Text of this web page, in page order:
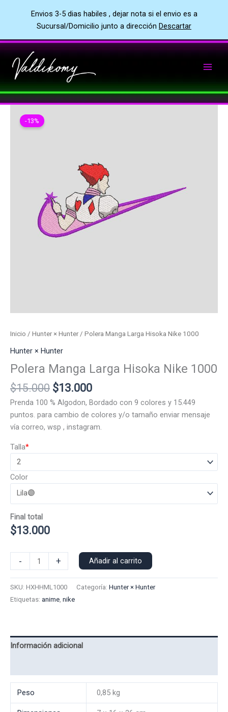
Envios 3-5 dias habiles , dejar nota si el envio es a
Sucursal/Domicilio junto a dirección Descartar
al
contenido
-13%
Inicio / Hunter × Hunter/ Polera Manga Larga Hisoka Nike 1000
Hunter × Hunter
Polera Manga Larga Hisoka Nike 1000
$15.000 El
precio
original
era:
$13.000El
precio
actual
es:
Prenda 100 % Algodon, Bordado con 9 colores y 15.449
puntos. para cambio de colores y/o tamaño enviar mensaje
vía correo, wsp , instagram.
*
Talla
Color
Final total
$13.000
-
Manga
+ Añadir al carrito
SKU: HXHHML1000 Categoría: Hunter × Hunter
Etiquetas: anime, nike
Información adicional
Peso 0,85 kg